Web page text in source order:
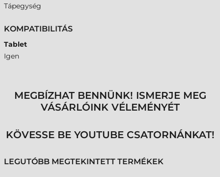
Tápegység
KOMPATIBILITÁS
Tablet
Igen
MEGBÍZHAT BENNÜNK! ISMERJE MEG
VÁSÁRLÓINK VÉLEMÉNYÉT
KÖVESSE BE YOUTUBE CSATORNÁNKAT!
LEGUTÓBB MEGTEKINTETT TERMÉKEK